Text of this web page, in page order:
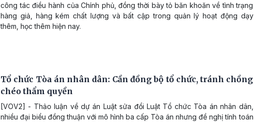
công tác điều hành của Chính phủ, đồng thời bày tỏ băn khoăn về tình trạng
hàng giả, hàng kém chất lượng và bất cập trong quản lý hoạt động dạy
thêm, học thêm hiện nay.
Tổ chức Tòa án nhân dân: Cần đồng bộ tổ chức, tránh chồng
chéo thẩm quyền
[VOV2] - Thảo luận về dự án Luật sửa đổi Luật Tổ chức Tòa án nhân dân,
nhiều đại biểu đồng thuận với mô hình ba cấp Tòa án nhưng đề nghị tính toán